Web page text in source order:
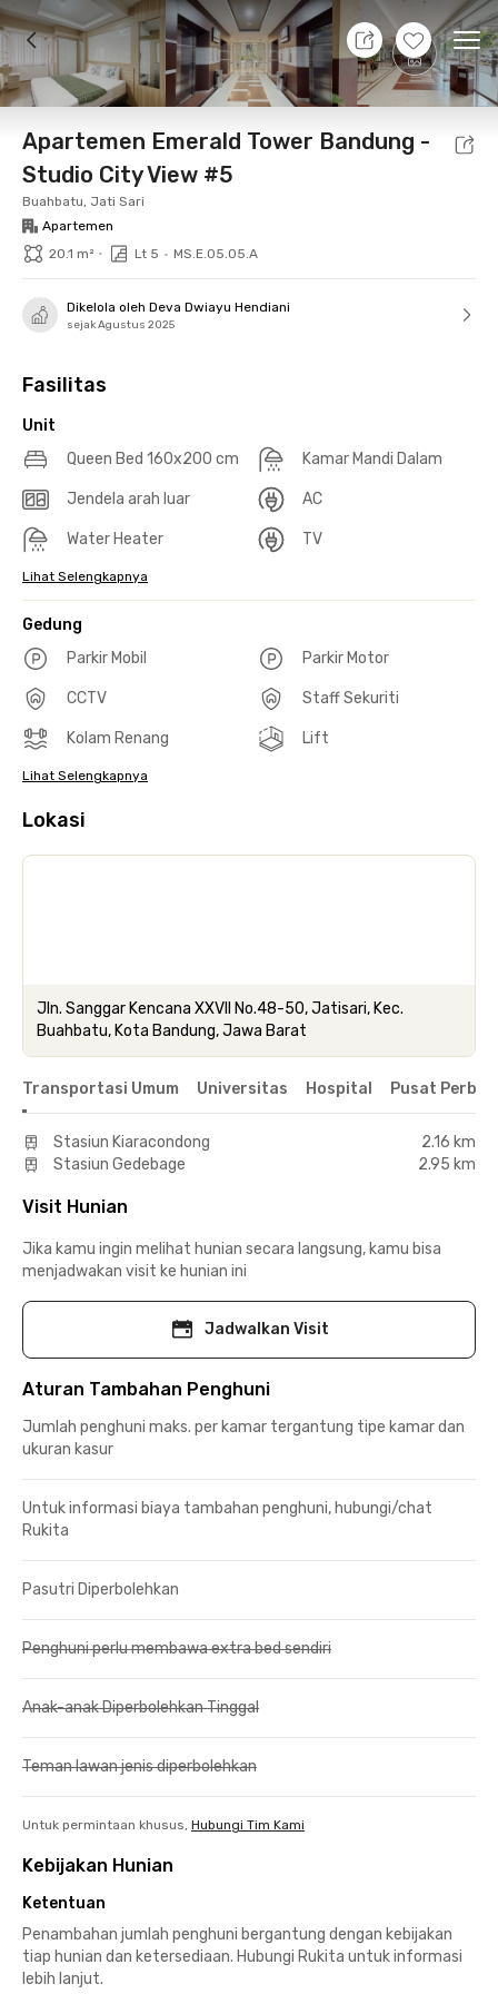
+19
7 Agt 26 - Belum tahu
Foto Fasilitas bersama Lokasi Aturan
Apartemen Emerald Tower Bandung -
Studio City View #5
Buahbatu, Jati Sari
Apartemen
20.1 m² • Lt 5 • MS.E.05.05.A
Dikelola oleh Deva Dwiayu Hendiani
sejak Agustus 2025
Fasilitas
Unit
Queen Bed 160x200 cm
Kamar Mandi Dalam
Jendela arah luar AC
Water Heater TV
Lihat Selengkapnya
Gedung
Parkir Mobil
Parkir Motor
CCTV Staff Sekuriti
Kolam Renang Lift
Lihat Selengkapnya
Lokasi
Jln. Sanggar Kencana XXVII No.48-50, Jatisari, Kec.
Buahbatu, Kota Bandung, Jawa Barat
Transportasi Umum Universitas Hospital Pusat
Stasiun Kiaracondong
2.16 km
Stasiun Gedebage
2.95 km
Visit Hunian
Jika kamu ingin melihat hunian secara langsung, kamu bisa
menjadwakan visit ke hunian ini
Jadwalkan Visit
Aturan Tambahan Penghuni
Jumlah penghuni maks. per kamar tergantung tipe kamar dan
ukuran kasur
Untuk informasi biaya tambahan penghuni, hubungi/chat
Rukita
Pasutri Diperbolehkan
Penghuni perlu membawa extra bed sendiri
Anak-anak Diperbolehkan Tinggal
Teman lawan jenis diperbolehkan
Untuk permintaan khusus, Hubungi Tim Kami
Kebijakan Hunian
Ketentuan
Penambahan jumlah penghuni bergantung dengan kebijakan
tiap hunian dan ketersediaan. Hubungi Rukita untuk informasi
lebih lanjut.